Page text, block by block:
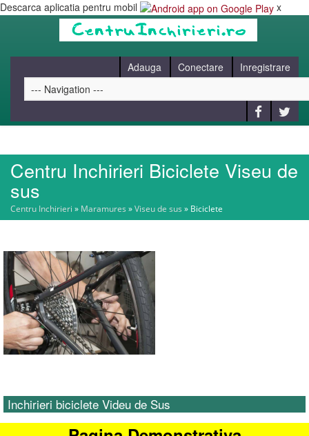
Descarca aplicatia pentru mobil x
Adauga Conectare Inregistrare
HOME
CAUT
BLOG
CONTACT
Centru Inchirieri Biciclete Viseu de
sus
Centru Inchirieri » Maramures »Viseu de sus » Biciclete
Inchirieri biciclete Videu de Sus